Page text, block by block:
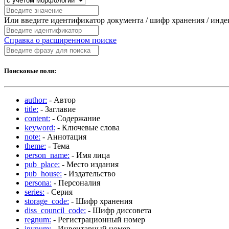
Или введите идентификатор документа / шифр хранения /
Справка о расширенном поиске
Поисковые поля:
author: - Автор
title: - Заглавие
content: - Содержание
keyword: - Ключевые слова
note: - Аннотация
theme: - Тема
person_name: - Имя лица
pub_place: - Место издания
pub_house: - Издательство
persona: - Персоналия
series: - Серия
storage_code: - Шифр хранения
diss_council_code: - Шифр диссовета
regnum: - Регистрационный номер